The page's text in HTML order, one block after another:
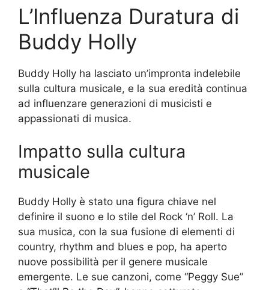
L’Influenza Duratura di
Buddy Holly
Buddy Holly ha lasciato un’impronta indelebile
sulla cultura musicale, e la sua eredità continua
ad influenzare generazioni di musicisti e
appassionati di musica.
Impatto sulla cultura
musicale
Buddy Holly è stato una figura chiave nel
definire il suono e lo stile del Rock ‘n’ Roll. La
sua musica, con la sua fusione di elementi di
country, rhythm and blues e pop, ha aperto
nuove possibilità per il genere musicale
emergente. Le sue canzoni, come “Peggy Sue”